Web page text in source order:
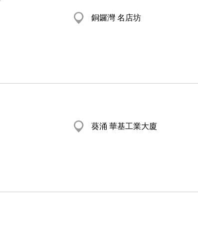
銅鑼灣 名店坊
葵涌 華基工業大廈